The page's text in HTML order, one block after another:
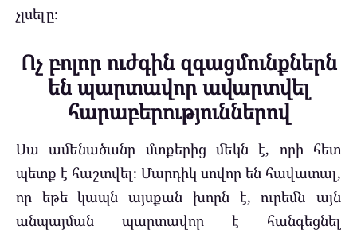
չլսելը։
Ոչ բոլոր ուժգին զգացմունքներն
են պարտավոր ավարտվել
հարաբերություններով
Սա ամենածանր մտքերից մեկն է, որի հետ
պետք է հաշտվել։ Մարդիկ սովոր են հավատալ,
որ եթե կապն այսքան խորն է, ուրեմն այն
անպայման պարտավոր է հանգեցնել